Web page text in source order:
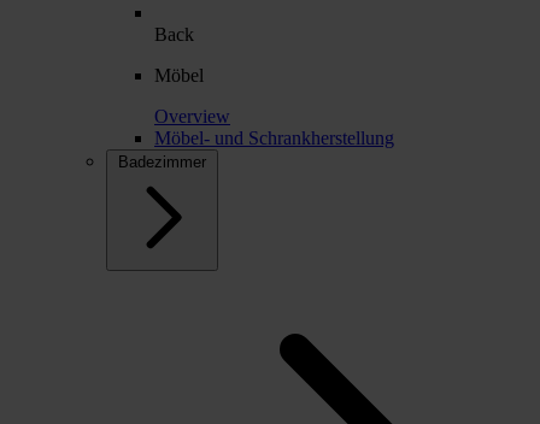
Back
Möbel
Overview
Möbel- und Schrankherstellung
Badezimmer